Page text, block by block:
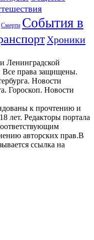
Смерти События в
Хроники
Ленинградской
Все права защищены.
Новости
Гороскоп. Новости
к прочтению и
лет. Редакторы портала
авторских прав.В
ссылка на